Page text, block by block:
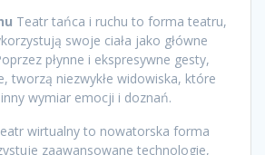
Teatr tańca i ruchu to forma teatru,
swoje ciała jako główne
płynne i ekspresywne gesty,
tworzą niezwykłe widowiska, które
wymiar emocji i doznań.
wirtualny to nowatorska forma
zaawansowane technologie,